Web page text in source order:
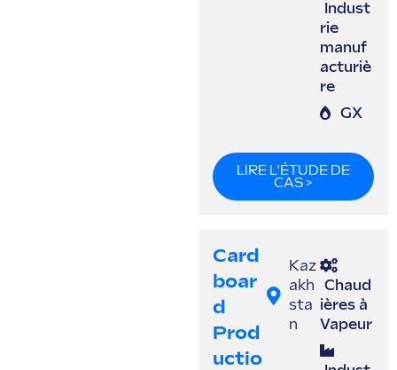
Indust
rie
manuf
acturiè
re
GX
LIRE L'ÉTUDE DE
CAS >
Card
Boar
D
Prod
Uctio
Kaz
akh
sta
n
Chaud
ières à
Vapeur